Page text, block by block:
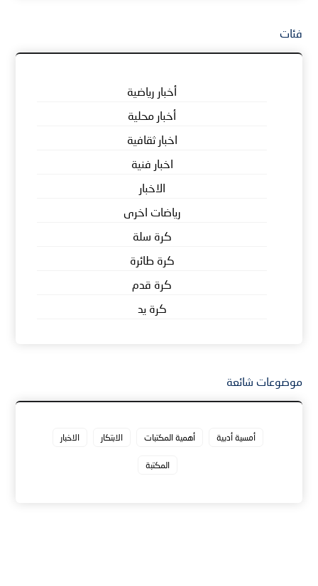
فئات
أخبار رياضية
أخبار محلية
اخبار ثقافية
اخبار فنية
الاخبار
رياضات اخرى
كرة سلة
كرة طائرة
كرة قدم
كرة يد
موضوعات شائعة
أمسية أدبية أهمية المكتبات الابتكار الاخبار
المكتبة